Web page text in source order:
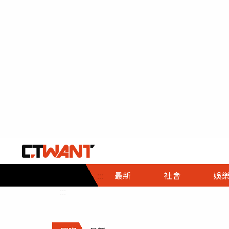
::: 最新 社會
社會首頁
時事
調查
娛樂
娛樂首頁
即時
財經首頁
熱線
政